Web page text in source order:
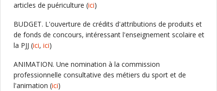
articles de puériculture (ici)
BUDGET. L'ouverture de crédits d'attributions de produits et
de fonds de concours, intéressant l'enseignement scolaire et
la PJJ (ici, ici)
ANIMATION. Une nomination à la commission
professionnelle consultative des métiers du sport et de
l'animation (ici)